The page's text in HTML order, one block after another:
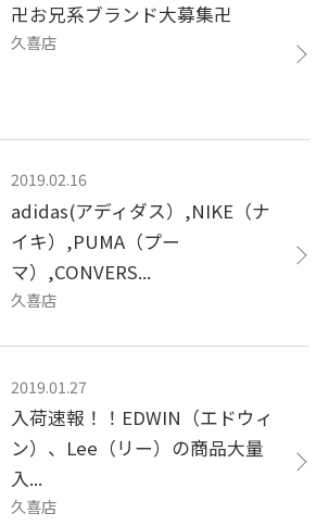
卍お兄系ブランド大募集卍
久喜店
2019.02.16
adidas(アディダス）,NIKE（ナ
イキ）,PUMA（プー
マ）,CONVERS...
久喜店
2019.01.27
入荷速報！！EDWIN（エドウィ
ン）、Lee（リー）の商品大量
入...
久喜店